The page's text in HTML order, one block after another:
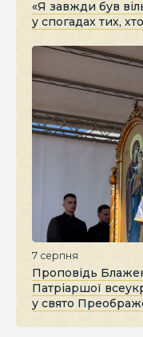
«Я завжди був
у спогадах тих,
7 серпня
Проповідь
Патріаршої
у свято